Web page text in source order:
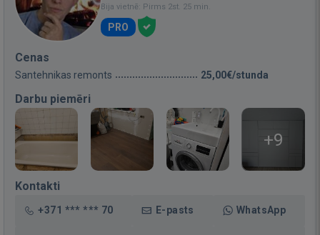
Bija vietnē: Pirms 2st. 25 min.
PRO
Cenas
Santehnikas remonts 25,00€/stunda
Darbu piemēri
+9
Kontakti
+371 *** *** 70 E-pasts WhatsApp